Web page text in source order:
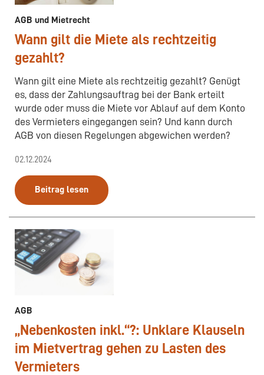
AGB und Mietrecht
Wann gilt die Miete als rechtzeitig
gezahlt?
Wann gilt eine Miete als rechtzeitig gezahlt? Genügt
es, dass der Zahlungsauftrag bei der Bank erteilt
wurde oder muss die Miete vor Ablauf auf dem Konto
des Vermieters eingegangen sein? Und kann durch
AGB von diesen Regelungen abgewichen werden?
02.12.2024
Beitrag lesen
AGB
„Nebenkosten inkl.“?: Unklare Klauseln
im Mietvertrag gehen zu Lasten des
Vermieters